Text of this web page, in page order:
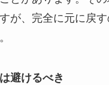
が、完全に元に戻
避けるべき